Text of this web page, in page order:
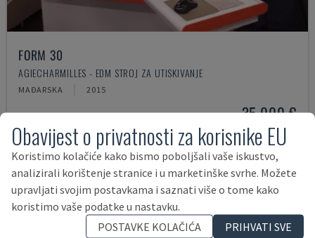
FORM 30
AGIECHARMILLES - EDM STROJ ZA UTISKIVANJE
MAĐARSKA 2015
35.000 €
Obavijest o privatnosti za korisnike EU
Koristimo kolačiće kako bismo poboljšali vaše iskustvo,
analizirali korištenje stranice i u marketinške svrhe. Možete
upravljati svojim postavkama i saznati više o tome kako
koristimo vaše podatke u nastavku.
POSTAVKE KOLAČIĆA
PRIHVATI SVE